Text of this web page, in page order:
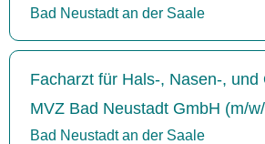
Bad Neustadt an der Saale
Facharzt für Hals-, Nasen-, und
MVZ Bad Neustadt GmbH (m/
Bad Neustadt an der Saale